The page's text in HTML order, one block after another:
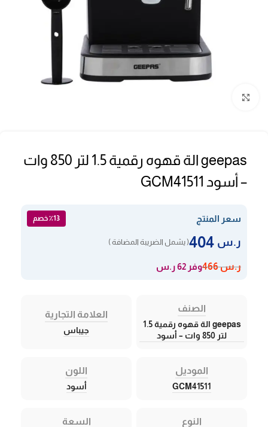
geepas الة قهوه رقمية 1.5 لتر 850 وات
– أسود GCM41511
سعر المنتج ٪13 خصم
ر.س ( يشمل الضريبة المضافة )
ر.س466 وفر 62 ر.س
الصنف
geepas الة قهوه رقمية 1.5
لتر 850 وات – أسود
العلامة التجارية
جيباس
الموديل
GCM41511
اللون
أسود
النوع السعة